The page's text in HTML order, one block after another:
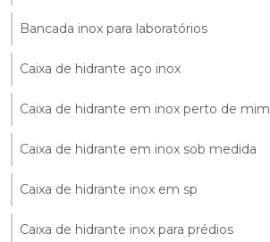
Bancada inox para laboratórios
Caixa de hidrante aço inox
Caixa de hidrante em inox perto de mim
Caixa de hidrante em inox sob medida
Caixa de hidrante inox em sp
Caixa de hidrante inox para prédios